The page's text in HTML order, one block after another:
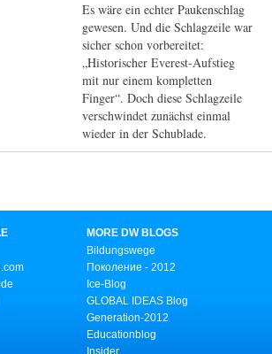
Es wäre ein echter Paukenschlag
gewesen. Und die Schlagzeile war
sicher schon vorbereitet:
„Historischer Everest-Aufstieg
mit nur einem kompletten
Finger“. Doch diese Schlagzeile
verschwindet zunächst einmal
wieder in der Schublade.
MORE DW BLOGS
Bildungswege
Поколение - 2012
Ice-Blog
GLOBAL IDEAS Blog
Generation-2012
Educationblog
Insider